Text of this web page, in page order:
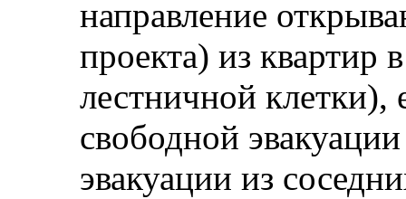
направление
проекта) из
лестничной клетки),
свободной
эвакуации из